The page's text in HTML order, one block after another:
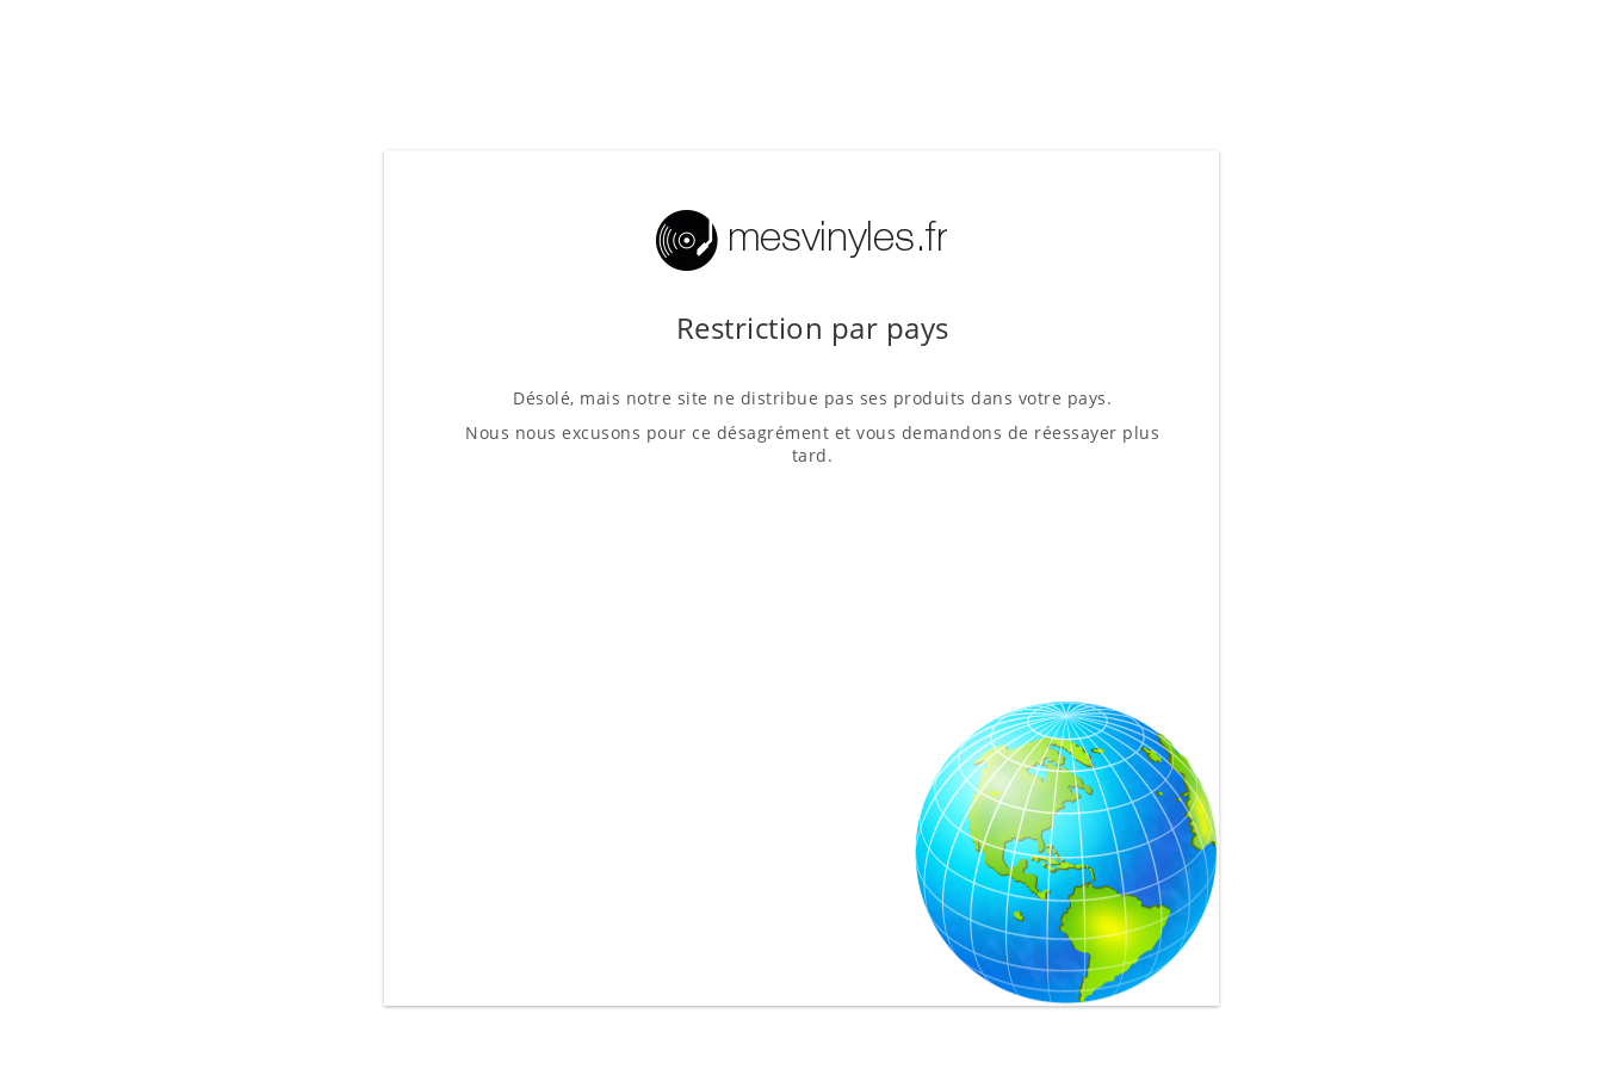
Restriction par pays
Désolé, mais notre site ne distribue pas ses produits dans votre pays.
Nous nous excusons pour ce désagrément et vous demandons de réessayer plus
tard.